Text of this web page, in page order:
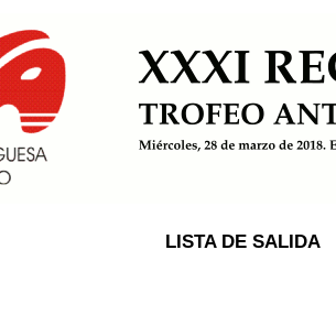
LISTA DE SALIDA